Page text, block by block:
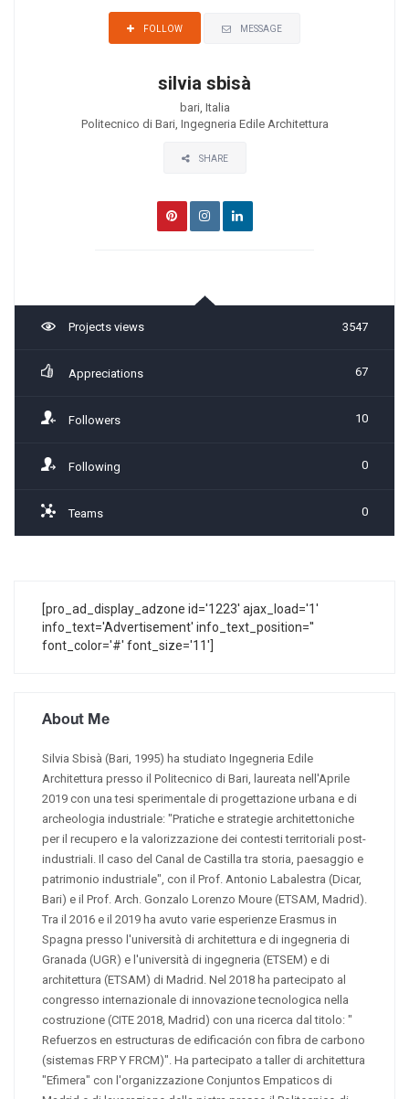
FOLLOW MESSAGE
silvia sbisà
bari, Italia
Politecnico di Bari, Ingegneria Edile Architettura
SHARE
Projects views 3547
Appreciations 67
Followers 10
Following 0
Teams 0
[pro_ad_display_adzone id='1223' ajax_load='1'
info_text='Advertisement' info_text_position=''
font_color='#' font_size='11']
About Me
Silvia Sbisà (Bari, 1995) ha studiato Ingegneria Edile
Architettura presso il Politecnico di Bari, laureata nell'Aprile
2019 con una tesi sperimentale di progettazione urbana e di
archeologia industriale: "Pratiche e strategie architettoniche
per il recupero e la valorizzazione dei contesti territoriali post-
industriali. Il caso del Canal de Castilla tra storia, paesaggio e
patrimonio industriale", con il Prof. Antonio Labalestra (Dicar,
Bari) e il Prof. Arch. Gonzalo Lorenzo Moure (ETSAM, Madrid).
Tra il 2016 e il 2019 ha avuto varie esperienze Erasmus in
Spagna presso l'università di architettura e di ingegneria di
Granada (UGR) e l'università di ingegneria (ETSEM) e di
architettura (ETSAM) di Madrid. Nel 2018 ha partecipato al
congresso internazionale di innovazione tecnologica nella
costruzione (CITE 2018, Madrid) con una ricerca dal titolo: "
Refuerzos en estructuras de edificación con fibra de carbono
(sistemas FRP Y FRCM)". Ha partecipato a taller di architettura
"Efimera" con l'organizzazione Conjuntos Empaticos di